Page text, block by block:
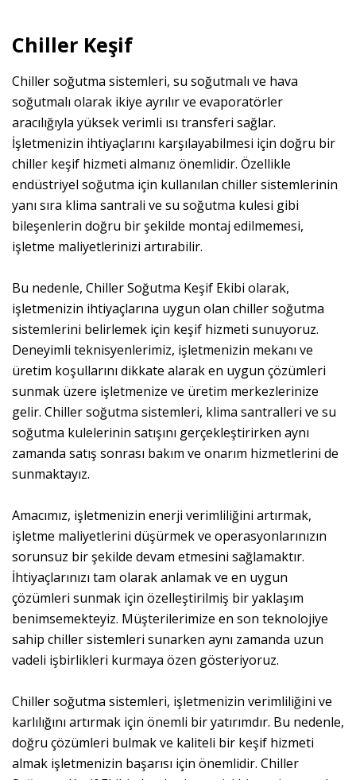
Chiller Keşif
Chiller soğutma sistemleri, su soğutmalı ve hava
soğutmalı olarak ikiye ayrılır ve evaporatörler
aracılığıyla yüksek verimli ısı transferi sağlar.
İşletmenizin ihtiyaçlarını karşılayabilmesi için doğru bir
chiller keşif hizmeti almanız önemlidir. Özellikle
endüstriyel soğutma için kullanılan chiller sistemlerinin
yanı sıra klima santrali ve su soğutma kulesi gibi
bileşenlerin doğru bir şekilde montaj edilmemesi,
işletme maliyetlerinizi artırabilir.
Bu nedenle, Chiller Soğutma Keşif Ekibi olarak,
işletmenizin ihtiyaçlarına uygun olan chiller soğutma
sistemlerini belirlemek için keşif hizmeti sunuyoruz.
Deneyimli teknisyenlerimiz, işletmenizin mekanı ve
üretim koşullarını dikkate alarak en uygun çözümleri
sunmak üzere işletmenize ve üretim merkezlerinize
gelir. Chiller soğutma sistemleri, klima santralleri ve su
soğutma kulelerinin satışını gerçekleştirirken aynı
zamanda satış sonrası bakım ve onarım hizmetlerini de
sunmaktayız.
Amacımız, işletmenizin enerji verimliliğini artırmak,
işletme maliyetlerini düşürmek ve operasyonlarınızın
sorunsuz bir şekilde devam etmesini sağlamaktır.
İhtiyaçlarınızı tam olarak anlamak ve en uygun
çözümleri sunmak için özelleştirilmiş bir yaklaşım
benimsemekteyiz. Müşterilerimize en son teknolojiye
sahip chiller sistemleri sunarken aynı zamanda uzun
vadeli işbirlikleri kurmaya özen gösteriyoruz.
Chiller soğutma sistemleri, işletmenizin verimliliğini ve
karlılığını artırmak için önemli bir yatırımdır. Bu nedenle,
doğru çözümleri bulmak ve kaliteli bir keşif hizmeti
almak işletmenizin başarısı için önemlidir. Chiller